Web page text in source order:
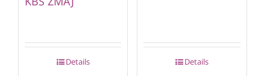
Details Details